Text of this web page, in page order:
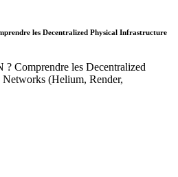
les Decentralized Physical Infrastructure
? Comprendre les Decentralized
(Helium, Render,